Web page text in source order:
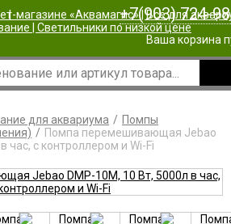
| +7(903) 724-
Ваша корзина
для аквариума
Помпы
Помпа перемешивающая Jebao
час, c контроллером и Wi-Fi